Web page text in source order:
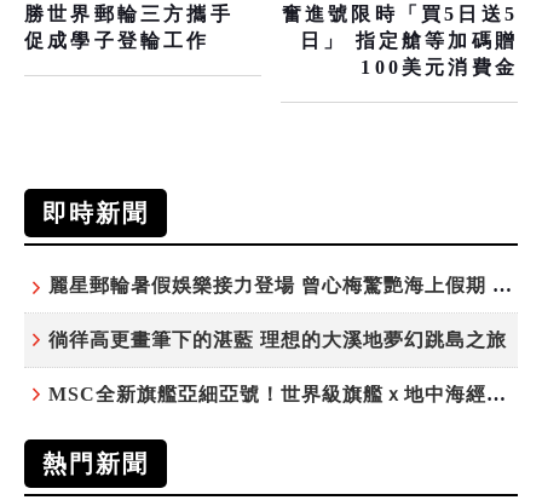
勝世界郵輪三方攜手
促成學子登輪工作
奮進號限時「買5日送5
日」 指定艙等加碼贈
100美元消費金
即時新聞
麗星郵輪暑假娛樂接力登場 曾心梅驚艷海上假期 康康、紀曉君領銜演出
徜徉高更畫筆下的湛藍 理想的大溪地夢幻跳島之旅
MSC全新旗艦亞細亞號！世界級旗艦ｘ地中海經典 最值得期待的歐洲遊輪之旅
熱門新聞